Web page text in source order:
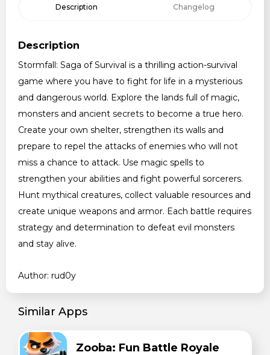
Description Changelog
Description
Stormfall: Saga of Survival is a thrilling action-survival
game where you have to fight for life in a mysterious
and dangerous world. Explore the lands full of magic,
monsters and ancient secrets to become a true hero.
Create your own shelter, strengthen its walls and
prepare to repel the attacks of enemies who will not
miss a chance to attack. Use magic spells to
strengthen your abilities and fight powerful sorcerers.
Hunt mythical creatures, collect valuable resources and
create unique weapons and armor. Each battle requires
strategy and determination to defeat evil monsters
and stay alive.
Author: rud0y
Similar Apps
Zooba: Fun Battle Royale